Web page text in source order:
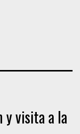
y visita a la